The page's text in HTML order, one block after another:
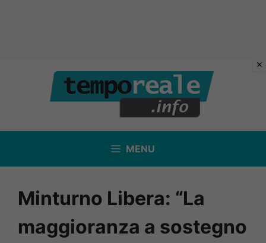
contenuto
MENU
Minturno Libera: “La
maggioranza a sostegno